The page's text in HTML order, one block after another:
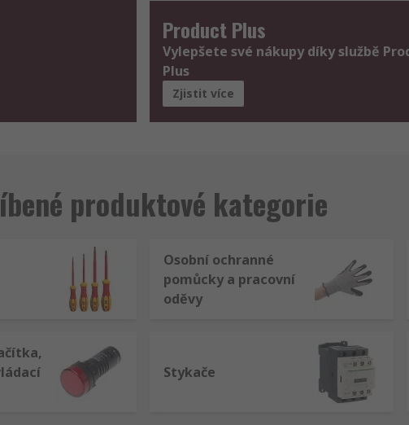
Product Plus
Vylepšete své nákupy díky službě
Plus
Zjistit více
produktové kategorie
Osobní ochranné
pomůcky a pracovní
oděvy
Stykače